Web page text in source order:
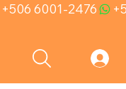
+506 6001-2476